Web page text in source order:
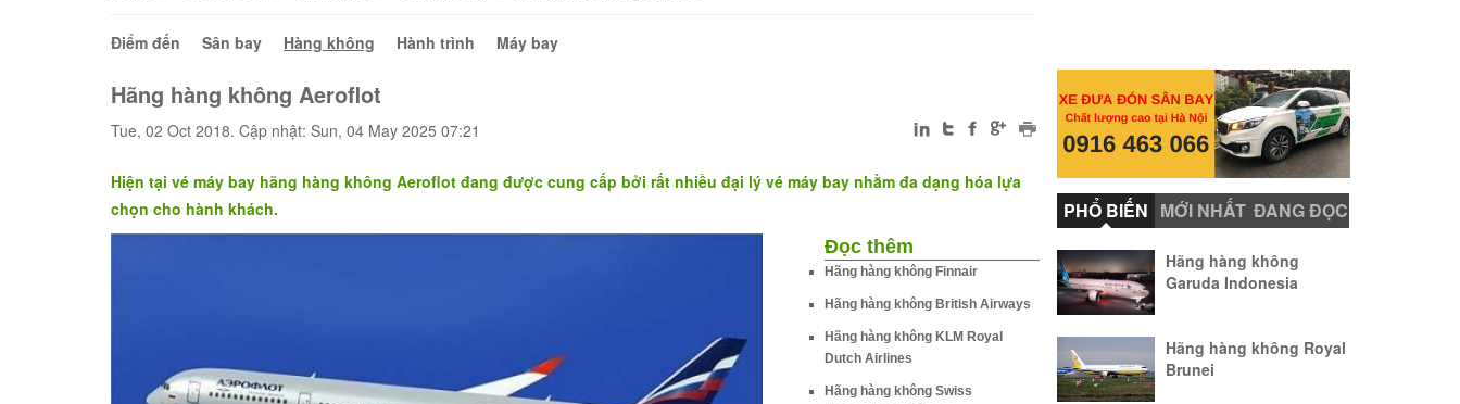
Điểm đến Sân bay Hàng không Hành trình Máy bay
Hãng hàng không Aeroflot
Tue, 02 Oct 2018. Cập nhật: Sun, 04 May 2025 07:21
Hiện tại vé máy bay hãng hàng không Aeroflot đang được cung cấp bởi rất nhiều đại lý vé máy bay nhằm đa dạng hóa lựa
chọn cho hành khách.
Đọc thêm
Hãng hàng không Finnair
Hãng hàng không British Airways
Hãng hàng không KLM Royal
Dutch Airlines
Hãng hàng không Swiss
PHỔ BIẾN MỚI NHẤT ĐANG ĐỌC
Hãng hàng không
Garuda Indonesia
Hãng hàng không Royal
Brunei